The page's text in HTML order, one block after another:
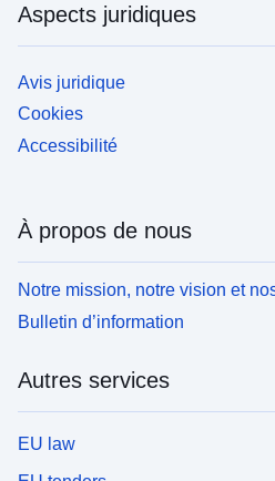
Aspects juridiques
Avis juridique
Cookies
Accessibilité
À propos de nous
Notre mission, notre vision et
Bulletin d’information
Autres services
EU law